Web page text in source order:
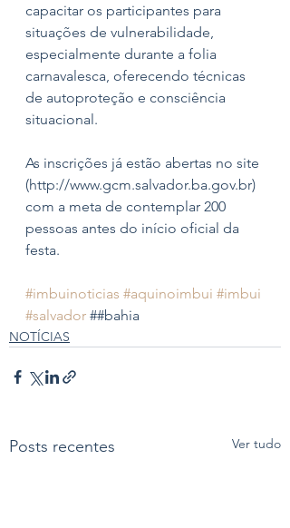
capacitar os participantes para
situações de vulnerabilidade,
especialmente durante a folia
carnavalesca, oferecendo técnicas
de autoproteção e consciência
situacional.
As inscrições já estão abertas no site
(http://www.gcm.salvador.ba.gov.br)
com a meta de contemplar 200
pessoas antes do início oficial da
festa.
#imbuinoticias #aquinoimbui #imbui
#salvador ##bahia
NOTÍCIAS
Posts recentes Ver tudo